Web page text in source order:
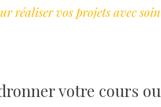
réaliser vos projets avec
votre cours